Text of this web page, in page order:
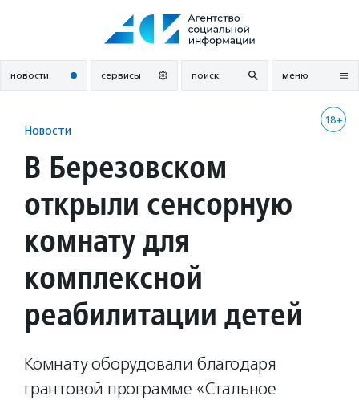
новости сервисы поиск меню
18+
Новости
В Березовском
открыли сенсорную
комнату для
комплексной
реабилитации детей
Комнату оборудовали благодаря
грантовой программе «Стальное